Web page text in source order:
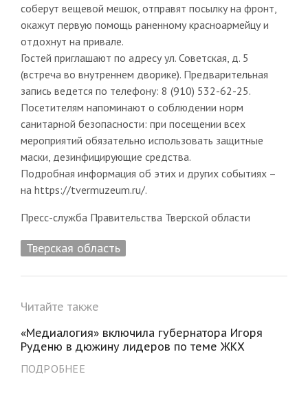
соберут вещевой мешок, отправят посылку на фронт,
окажут первую помощь раненному красноармейцу и
отдохнут на привале.
Гостей приглашают по адресу ул. Советская, д. 5
(встреча во внутреннем дворике). Предварительная
запись ведется по телефону: 8 (910) 532-62-25.
Посетителям напоминают о соблюдении норм
санитарной безопасности: при посещении всех
мероприятий обязательно использовать защитные
маски, дезинфицирующие средства.
Подробная информация об этих и других событиях –
на https://tvermuzeum.ru/.
Пресс-служба Правительства Тверской области
Тверская область
Читайте также
«Медиалогия» включила губернатора Игоря
Руденю в дюжину лидеров по теме ЖКХ
ПОДРОБНЕЕ